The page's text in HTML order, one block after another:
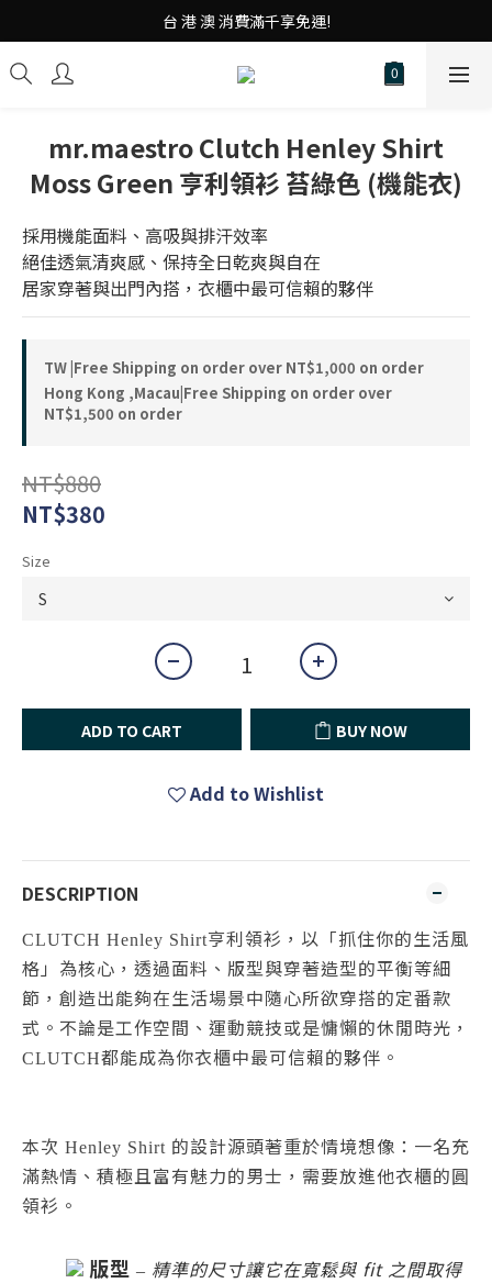
台 港 澳 消費滿千享免運!
台 港 澳 消費滿千享免運!
重磅素Tee 夏日滿件"現折優惠"!
mr.maestro Clutch Henley Shirt
Moss Green 亨利領衫 苔綠色 (機能衣)
採用機能面料、高吸與排汗效率
絕佳透氣清爽感、保持全日乾爽與自在
居家穿著與出門內搭，衣櫃中最可信賴的夥伴
TW |Free Shipping on order over NT$1,000 on order
Hong Kong ,Macau|Free Shipping on order over
NT$1,500 on order
NT$880
NT$380
Size
ADD TO CART BUY NOW
Add to Wishlist
DESCRIPTION
CLUTCH Henley Shirt亨利領衫，以「抓住你的生活風
格」為核心，透過面料、版型與穿著造型的平衡等細
節，創造出能夠在生活場景中隨心所欲穿搭的定番款
式。不論是工作空間、運動競技或是慵懶的休閒時光，
CLUTCH都能成為你衣櫃中最可信賴的夥伴。
本次 Henley Shirt 的設計源頭著重於情境想像：一名充
滿熱情、積極且富有魅力的男士，需要放進他衣櫃的圓
領衫。
版型 – 精準的尺寸讓它在寬鬆與 fit 之間取得